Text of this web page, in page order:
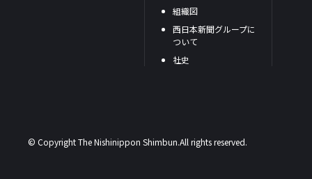
組織図
西日本新聞グループに
ついて
社史
© Copyright The Nishinippon Shimbun.All rights reserved.